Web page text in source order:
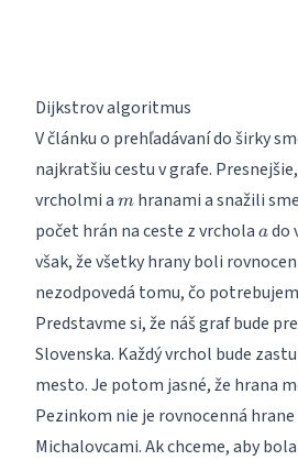
Dijkstrov algoritmus
V článku o prehľadávaní do širky
najkratšiu cestu v grafe.
vrcholmi a m
m hranami a snažili
počet hrán na ceste z vrchola a
ado
však, že všetky hrany boli
nezodpovedá tomu, čo
Predstavme si, že náš graf bude
Slovenska. Každý vrchol bude
mesto. Je potom jasné, že hrana
Pezinkom nie je rovnocenná
Michalovcami. Ak chceme, aby